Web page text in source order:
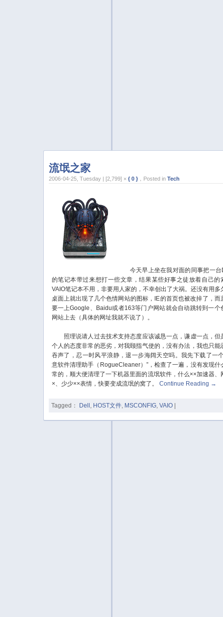
流氓之家
2006-04-25, Tuesday | [2,799] ×{ 0 } ，Posted inTech
今天早上坐在我对面的同事把一台
的笔记本带过来想打一些文章，结果某些好事之徒放着自己的
VAIO笔记本不用，非要用人家的，不幸创出了大祸。还没有用多
桌面上就出现了几个色情网站的图标，IE的首页也被改掉了，而
要一上Google、Baidu或者163等门户网站就会自动跳转到一个
网站上去（具体的网址我就不说了）。
照理说请人过去技术支持态度应该诚恳一点，谦虚一点，但
个人的态度非常的恶劣，对我颐指气使的，没有办法，我也只能
吞声了，忍一时风平浪静，退一步海阔天空吗。我先下载了一
意软件清理助手（RogueCleaner）”，检查了一遍，没有发现什
常的，顺大便清理了一下机器里面的流氓软件，什么××加速器、
×、少少××表情，快要变成流氓的窝了。
Continue Reading →
Tagged： Dell, HOST文件, MSCONFIG,VAIO |